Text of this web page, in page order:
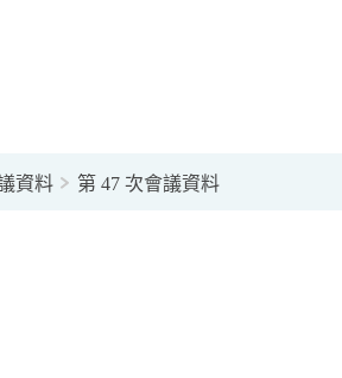
資料 第 47 次會議資料